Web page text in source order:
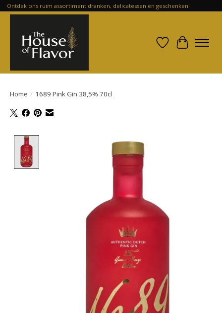
Ontdek ons ruim assortiment dranken, delicatessen en geschenken!
Verlanglijst
Home / 1689 Pink Gin 38,5% 70cl
Product image slideshow Items